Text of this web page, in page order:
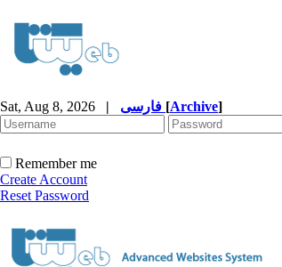
Sat, Aug 8, 2026 | [Archive]
Remember me
Create Account
Reset Password